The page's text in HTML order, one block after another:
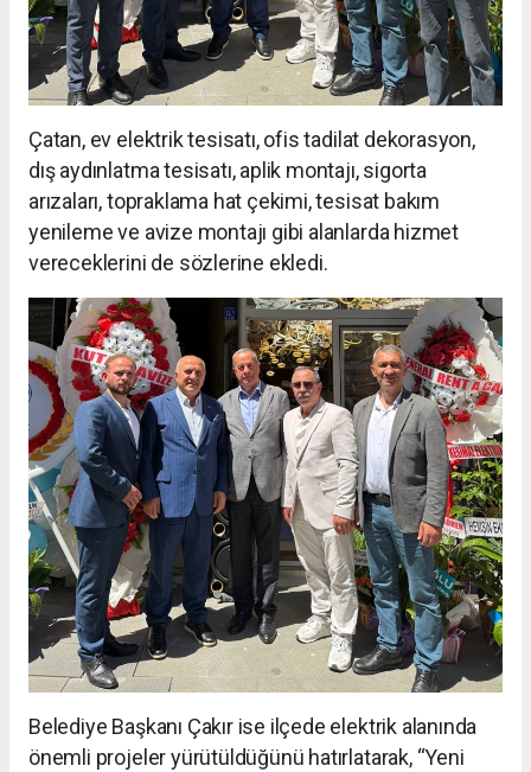
Çatan, ev elektrik tesisatı, ofis tadilat dekorasyon,
dış aydınlatma tesisatı, aplik montajı, sigorta
arızaları, topraklama hat çekimi, tesisat bakım
yenileme ve avize montajı gibi alanlarda hizmet
vereceklerini de sözlerine ekledi.
Belediye Başkanı Çakır ise ilçede elektrik alanında
önemli projeler yürütüldüğünü hatırlatarak, “Yeni